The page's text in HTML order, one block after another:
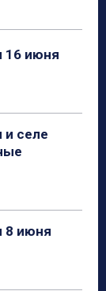
16 июня
и селе
8 июня